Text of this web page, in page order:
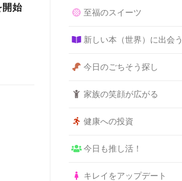
開始
至福のスイーツ
新しい本（世界）に出会う
今日のごちそう探し
家族の笑顔が広がる
健康への投資
今日も推し活！
キレイをアップデート